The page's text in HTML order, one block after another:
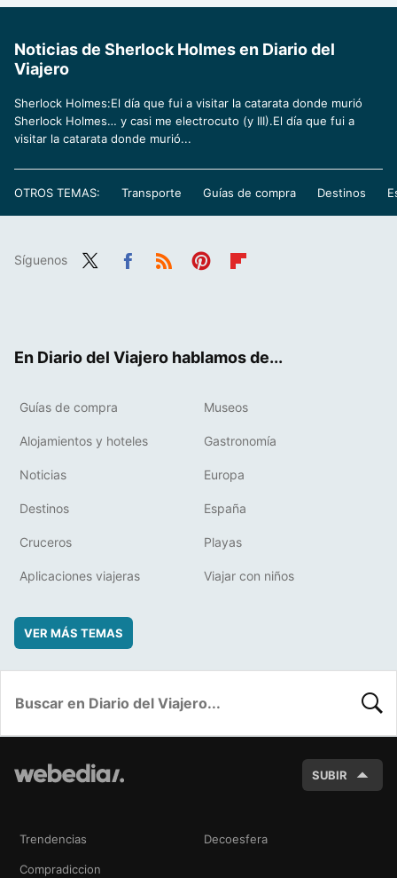
Noticias de Sherlock Holmes en Diario del
Viajero
Sherlock Holmes:El día que fui a visitar la catarata donde murió
Sherlock Holmes… y casi me electrocuto (y III).El día que fui a
visitar la catarata donde murió...
OTROS TEMAS: Transporte Guías de compra Destinos
Síguenos
En Diario del Viajero hablamos de...
Guías de compra Museos
Alojamientos y hoteles Gastronomía
Noticias Europa
Destinos España
Cruceros Playas
Aplicaciones viajeras Viajar con niños
VER MÁS TEMAS
SUBIR
Trendencias Decoesfera
Compradiccion